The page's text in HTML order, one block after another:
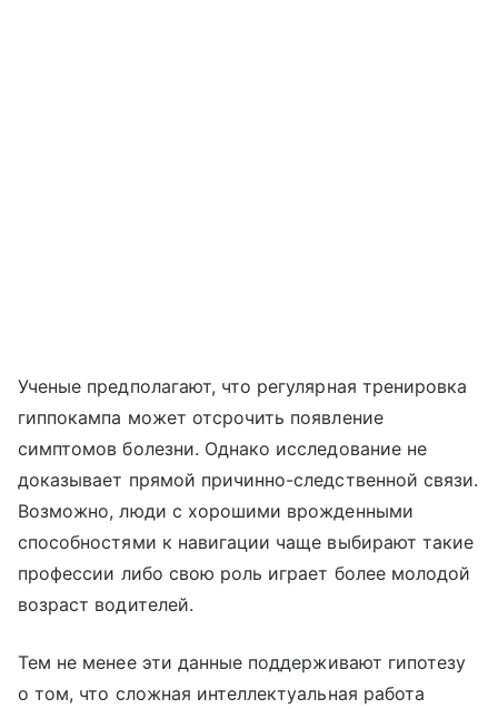
Ученые предполагают, что регулярная тренировка
гиппокампа может отсрочить появление
симптомов болезни. Однако исследование не
доказывает прямой причинно-следственной связи.
Возможно, люди с хорошими врожденными
способностями к навигации чаще выбирают такие
профессии либо свою роль играет более молодой
возраст водителей.
Тем не менее эти данные поддерживают гипотезу
о том, что сложная интеллектуальная работа